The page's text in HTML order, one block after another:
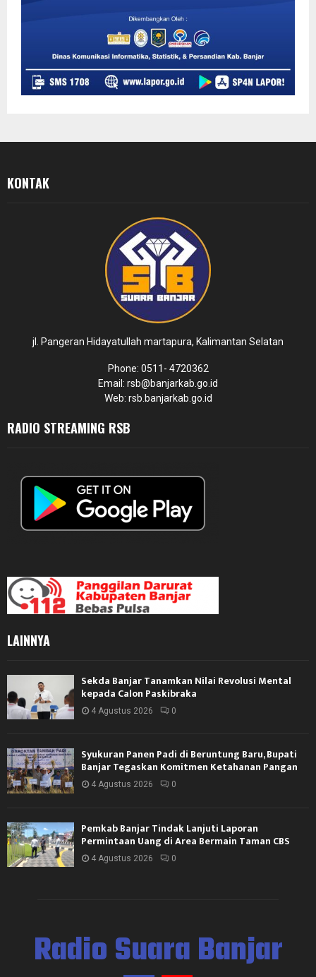
KONTAK
jl. Pangeran Hidayatullah martapura, Kalimantan Selatan
Phone: 0511- 4720362
Email: rsb@banjarkab.go.id
Web: rsb.banjarkab.go.id
RADIO STREAMING RSB
LAINNYA
Sekda Banjar Tanamkan Nilai Revolusi Mental
kepada Calon Paskibraka
4 Agustus 2026 0
Syukuran Panen Padi di Beruntung Baru, Bupati
Banjar Tegaskan Komitmen Ketahanan Pangan
4 Agustus 2026 0
Pemkab Banjar Tindak Lanjuti Laporan
Permintaan Uang di Area Bermain Taman CBS
4 Agustus 2026 0
Radio Suara Banjar